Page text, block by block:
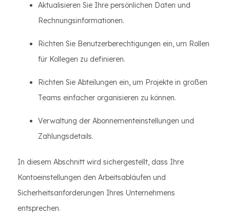
Aktualisieren Sie Ihre persönlichen Daten und
Rechnungsinformationen.
Richten Sie Benutzerberechtigungen ein, um Rollen
für Kollegen zu definieren.
Richten Sie Abteilungen ein, um Projekte in großen
Teams einfacher organisieren zu können.
Verwaltung der Abonnementeinstellungen und
Zahlungsdetails.
In diesem Abschnitt wird sichergestellt, dass Ihre
Kontoeinstellungen den Arbeitsabläufen und
Sicherheitsanforderungen Ihres Unternehmens
entsprechen.